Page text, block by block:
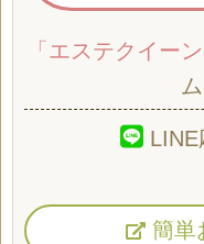
「エステクイー
LINE
簡単